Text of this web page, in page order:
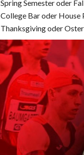
Spring Semester oder
College Bar oder House
Thanksgiving oder